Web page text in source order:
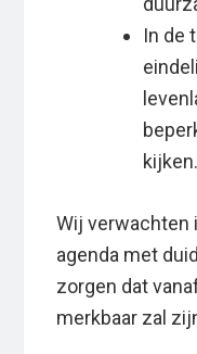
In de
kijken.
Wij verwachten
agenda met
zorgen dat
merkbaar zal